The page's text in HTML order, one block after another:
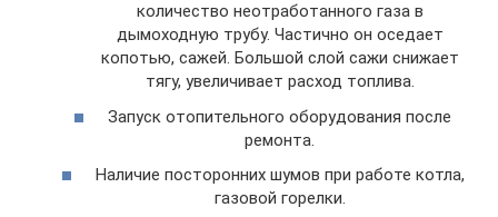
количество неотработанного газа в
дымоходную трубу. Частично он оседает
копотью, сажей. Большой слой сажи снижает
тягу, увеличивает расход топлива.
Запуск отопительного оборудования после
ремонта.
Наличие посторонних шумов при работе котла,
газовой горелки.